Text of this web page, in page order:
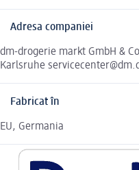
Adresa companiei
dm-drogerie markt GmbH &
Karlsruhe
Fabricat în
EU, Germania